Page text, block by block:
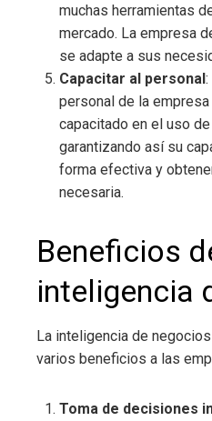
muchas herramientas
mercado. La empresa
se adapte a sus
Capacitar al personal
personal de la
capacitado en el uso
garantizando así su
forma efectiva y
necesaria.
Beneficios
inteligencia
La inteligencia de negocios
varios beneficios a las
Toma de decisiones